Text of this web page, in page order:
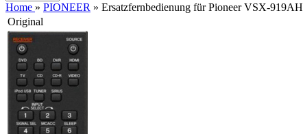
Home » PIONEER » Ersatzfernbedienung für Pioneer VSX-919AH
Original